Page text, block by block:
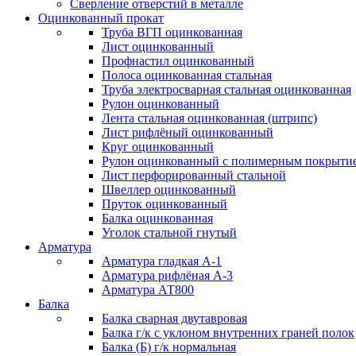
Сверление отверстий в металле
Оцинкованный прокат
Труба ВГП оцинкованная
Лист оцинкованный
Профнастил оцинкованный
Полоса оцинкованная стальная
Труба электросварная стальная оцинкованная
Рулон оцинкованный
Лента стальная оцинкованная (штрипс)
Лист рифлёный оцинкованный
Круг оцинкованный
Рулон оцинкованный с полимерным
Лист перфорированный стальной
Швеллер оцинкованный
Пруток оцинкованный
Балка оцинкованная
Уголок стальной гнутый
Арматура
Арматура гладкая А-1
Арматура рифлёная А-3
Арматура АТ800
Балка
Балка сварная двутавровая
Балка г/к с уклоном внутренних граней полок
Балка (Б) г/к нормальная